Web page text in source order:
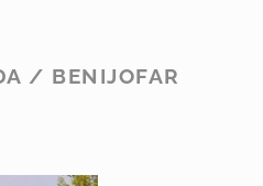
/ BENIJOFAR